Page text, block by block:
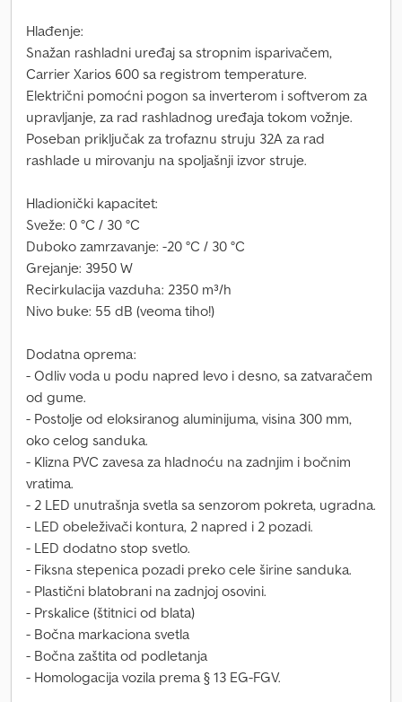
Hlađenje:
Snažan rashladni uređaj sa stropnim isparivačem,
Carrier Xarios 600 sa registrom temperature.
Električni pomoćni pogon sa inverterom i softverom za
upravljanje, za rad rashladnog uređaja tokom vožnje.
Poseban priključak za trofaznu struju 32A za rad
rashlade u mirovanju na spoljašnji izvor struje.
Hladionički kapacitet:
Sveže: 0 °C / 30 °C
Duboko zamrzavanje: -20 °C / 30 °C
Grejanje: 3950 W
Recirkulacija vazduha: 2350 m³/h
Nivo buke: 55 dB (veoma tiho!)
Dodatna oprema:
- Odliv voda u podu napred levo i desno, sa zatvaračem
od gume.
- Postolje od eloksiranog aluminijuma, visina 300 mm,
oko celog sanduka.
- Klizna PVC zavesa za hladnoću na zadnjim i bočnim
vratima.
- 2 LED unutrašnja svetla sa senzorom pokreta, ugradna.
- LED obeleživači kontura, 2 napred i 2 pozadi.
- LED dodatno stop svetlo.
- Fiksna stepenica pozadi preko cele širine sanduka.
- Plastični blatobrani na zadnjoj osovini.
- Prskalice (štitnici od blata)
- Bočna markaciona svetla
- Bočna zaštita od podletanja
- Homologacija vozila prema § 13 EG-FGV.